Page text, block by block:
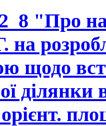
"Про
щодо
ділянки